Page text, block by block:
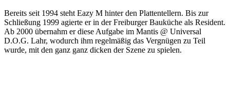
Bereits seit 1994 steht Eazy M hinter den Plattentellern. Bis zur
Schließung 1999 agierte er in der Freiburger Bauküche als Resident.
Ab 2000 übernahm er diese Aufgabe im Mantis @ Universal
D.O.G. Lahr, wodurch ihm regelmäßig das Vergnügen zu Teil
wurde, mit den ganz ganz dicken der Szene zu spielen.